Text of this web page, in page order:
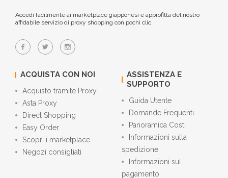
Accedi facilmente ai marketplace giapponesi e approfitta del nostro
affidabile servizio di proxy shopping con pochi clic.
ACQUISTA CON NOI
Acquisto tramite Proxy
Asta Proxy
Direct Shopping
Easy Order
Scopri i marketplace
Negozi consigliati
ASSISTENZA E
SUPPORTO
Guida Utente
Domande Frequenti
Panoramica Costi
Informazioni sulla
spedizione
Informazioni sul
pagamento